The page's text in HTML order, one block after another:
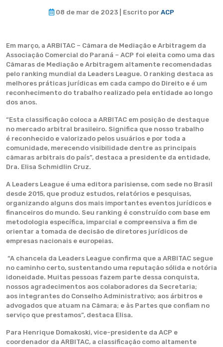
08 de mar de 2023 | Escrito por ACP
Em março, a ARBITAC – Câmara de Mediação e Arbitragem da
Associação Comercial do Paraná – ACP foi eleita como uma das
Câmaras de Mediação e Arbitragem altamente recomendadas
pelo ranking mundial da Leaders League. O ranking destaca as
melhores práticas jurídicas em cada campo do Direito e é um
reconhecimento do trabalho realizado pela entidade ao longo
dos anos.
“Esta classificação coloca a ARBITAC em posição de destaque
no mercado arbitral brasileiro. Significa que nosso trabalho
é reconhecido e valorizado pelos usuários e por toda a
comunidade, merecendo visibilidade dentre as principais
câmaras arbitrais do país”, destaca a presidente da entidade,
Dra. Elisa Schmidlin Cruz.
A Leaders League é uma editora parisiense, com sede no Brasil
desde 2015, que produz estudos, relatórios e pesquisas,
organizando alguns dos mais importantes eventos jurídicos e
financeiros do mundo. Seu ranking é construído com base em
metodologia específica, imparcial e compreensiva a fim de
orientar a tomada de decisão de diretores jurídicos de
empresas nacionais e europeias.
“A chancela da Leaders League confirma que a ARBITAC segue
no caminho certo, sustentando uma reputação sólida e notória
idoneidade. Muitas pessoas fazem parte dessa conquista,
nossos agradecimentos aos colaboradores da Secretaria;
aos integrantes do Conselho Administrativo; aos árbitros e
advogados que atuam na Câmara; e às Partes que confiam no
serviço que prestamos”, destaca Elisa.
Para Henrique Domakoski, vice-presidente da ACP e
coordenador da ARBITAC, a classificação como altamente